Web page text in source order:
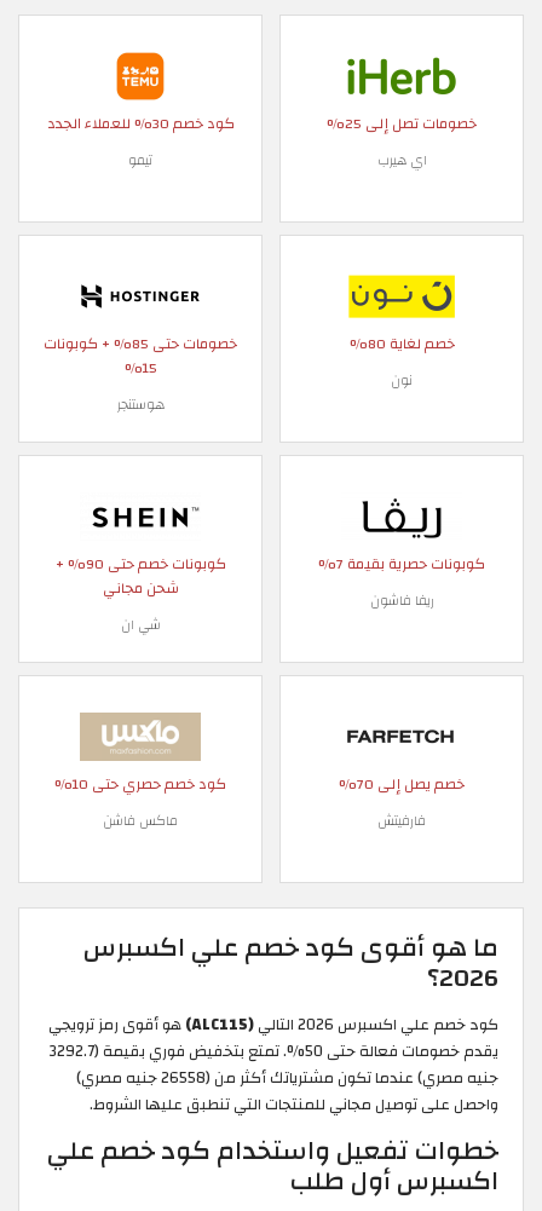
خصومات تصل إلى 25%
اي هيرب
كود خصم 30% للعملاء الجدد
تيمو
خصم لغاية 80%
نون
خصومات حتى 85% + كوبونات
15%
هوستنجر
كوبونات حصرية بقيمة 7%
ريفا فاشون
كوبونات خصم حتى 90% +
شحن مجاني
شي ان
خصم يصل إلى 70%
فارفيتش
كود خصم حصري حتى 10%
ماكس فاشن
ما هو أقوى كود خصم علي اكسبرس
2026؟
كود خصم علي اكسبرس 2026 التالي (ALC115)
هو أقوى رمز ترويجي
يقدم خصومات فعالة حتى 50%. تمتع بتخفيض فوري بقيمة (3292.7
جنيه مصري) عندما تكون مشترياتك أكثر من (26558 جنيه مصري)
واحصل على توصيل مجاني للمنتجات التي تنطبق عليها الشروط.
خطوات تفعيل واستخدام كود خصم علي
اكسبرس أول طلب